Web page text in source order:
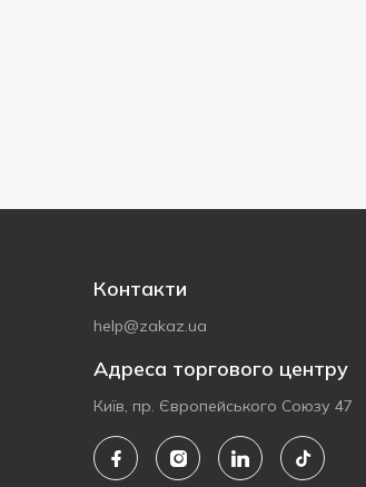
Контакти
help@zakaz.ua
Адреса торгового центру
Київ, пр. Європейського Союзу 47